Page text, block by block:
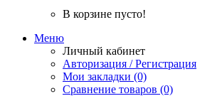
В корзине пусто!
Меню
Личный кабинет
Авторизация / Регистрация
Мои закладки (0)
Сравнение товаров (0)